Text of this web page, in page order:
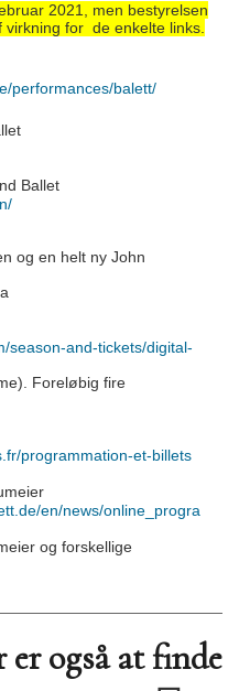
2021, men bestyrelsen
for de enkelte links.
performances/balett/
Ballet
og en helt ny John
season-and-tickets/digital-
Foreløbig fire
programmation-et-billets
en/news/online_progra
og forskellige
også at finde